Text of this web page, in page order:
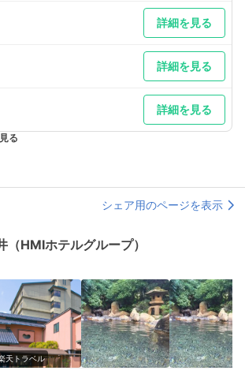
詳細を見る
詳細を見る
詳細を見る
る
シェア用のページを表示
HMIホテルグループ）
天トラベル